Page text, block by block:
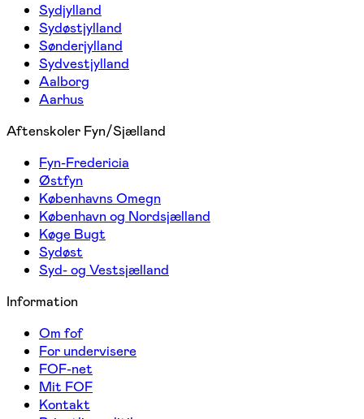
Sydjylland
Sydøstjylland
Sønderjylland
Sydvestjylland
Aalborg
Aarhus
Aftenskoler Fyn/Sjælland
Fyn-Fredericia
Østfyn
Københavns Omegn
København og Nordsjælland
Køge Bugt
Sydøst
Syd- og Vestsjælland
Information
Om fof
For undervisere
FOF-net
Mit FOF
Kontakt